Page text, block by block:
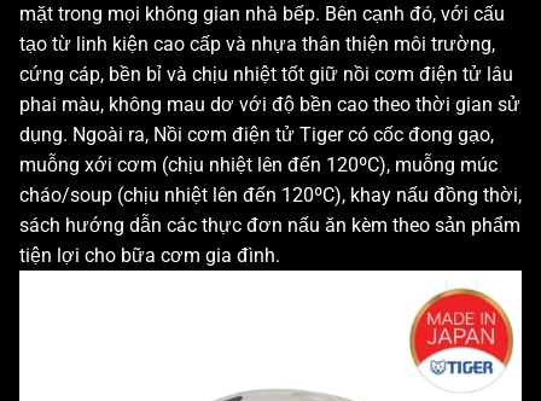
mặt trong mọi không gian nhà bếp. Bên cạnh đó, với cấu
tạo từ linh kiện cao cấp và nhựa thân thiện môi trường,
cứng cáp, bền bỉ và chịu nhiệt tốt giữ nồi cơm điện tử lâu
phai màu, không mau dơ với độ bền cao theo thời gian sử
dụng. Ngoài ra, Nồi cơm điện tử Tiger có cốc đong gạo,
muỗng xới cơm (chịu nhiệt lên đến 120ºC), muỗng múc
cháo/soup (chịu nhiệt lên đến 120ºC), khay nấu đồng thời,
sách hướng dẫn các thực đơn nấu ăn kèm theo sản phẩm
tiện lợi cho bữa cơm gia đình.